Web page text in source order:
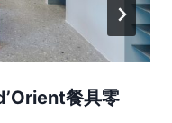
餐具零